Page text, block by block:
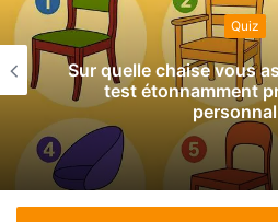
Quiz
Sur quelle chaise vous
test étonnamment